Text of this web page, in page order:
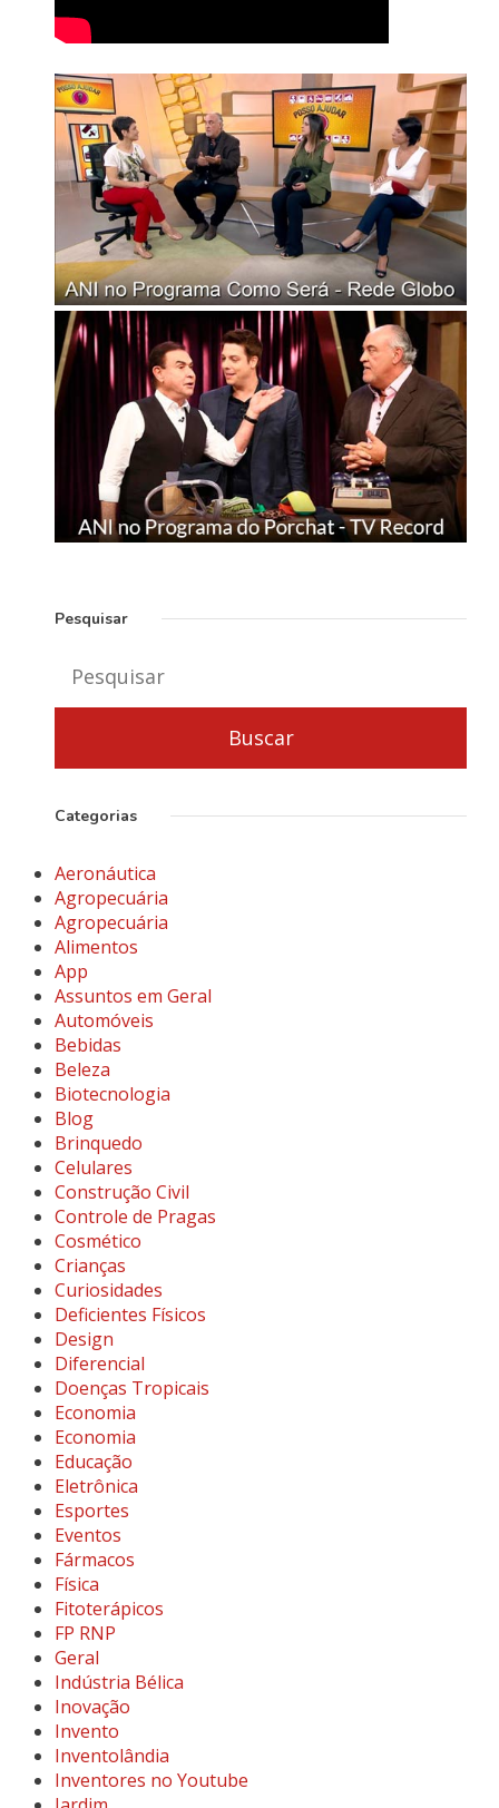
Pesquisar
Categorias
Aeronáutica
Agropecuária
Agropecuária
Alimentos
App
Assuntos em Geral
Automóveis
Bebidas
Beleza
Biotecnologia
Blog
Brinquedo
Celulares
Construção Civil
Controle de Pragas
Cosmético
Crianças
Curiosidades
Deficientes Físicos
Design
Diferencial
Doenças Tropicais
Economia
Economia
Educação
Eletrônica
Esportes
Eventos
Fármacos
Física
Fitoterápicos
FP RNP
Geral
Indústria Bélica
Inovação
Invento
Inventolândia
Inventores no Youtube